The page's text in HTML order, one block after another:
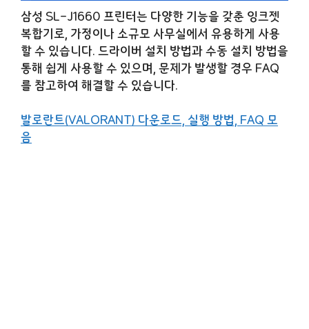
삼성 SL-J1660 프린터는 다양한 기능을 갖춘 잉크젯
복합기로, 가정이나 소규모 사무실에서 유용하게 사용
할 수 있습니다. 드라이버 설치 방법과 수동 설치 방법을
통해 쉽게 사용할 수 있으며, 문제가 발생할 경우 FAQ
를 참고하여 해결할 수 있습니다.
발로란트(VALORANT) 다운로드, 실행 방법, FAQ 모
음